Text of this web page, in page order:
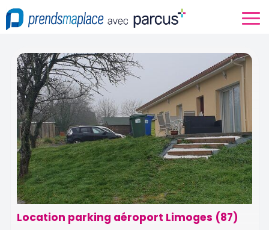
Location parking aéroport Limoges (87)